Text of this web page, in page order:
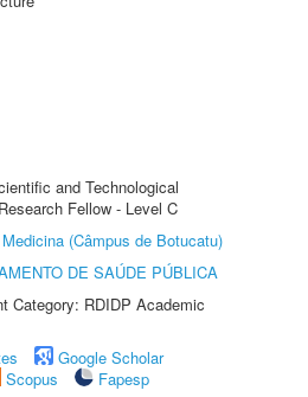
and Technological
Fellow - Level C
(Câmpus de Botucatu)
DE SAÚDE PÚBLICA
Category: RDIDP Academic
Google Scholar
Scopus
Fapesp